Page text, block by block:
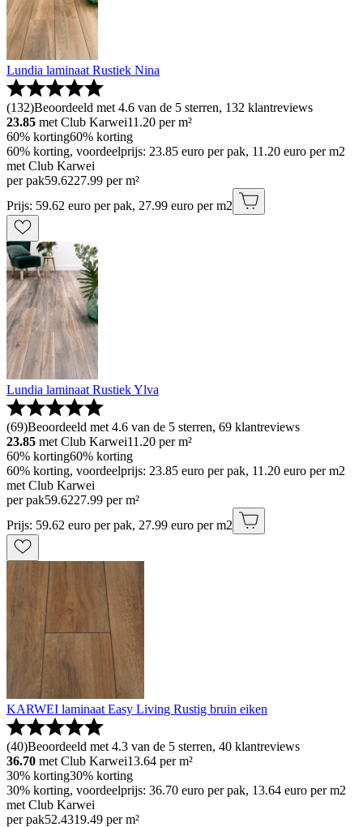
Lundia laminaat Rustiek Nina
(132)Beoordeeld met 4.6 van de 5 sterren, 132 klantreviews
23.85 met Club Karwei11.20 per m²
60% korting60% korting
60% korting, voordeelprijs: 23.85 euro per pak, 11.20 euro per m2
met Club Karwei
per pak59.6227.99 per m²
Prijs: 59.62 euro per pak, 27.99 euro per m2
Lundia laminaat Rustiek Ylva
(69)Beoordeeld met 4.6 van de 5 sterren, 69 klantreviews
23.85 met Club Karwei11.20 per m²
60% korting60% korting
60% korting, voordeelprijs: 23.85 euro per pak, 11.20 euro per m2
met Club Karwei
per pak59.6227.99 per m²
Prijs: 59.62 euro per pak, 27.99 euro per m2
KARWEI laminaat Easy Living Rustig bruin eiken
(40)Beoordeeld met 4.3 van de 5 sterren, 40 klantreviews
36.70 met Club Karwei13.64 per m²
30% korting30% korting
30% korting, voordeelprijs: 36.70 euro per pak, 13.64 euro per m2
met Club Karwei
per pak52.4319.49 per m²